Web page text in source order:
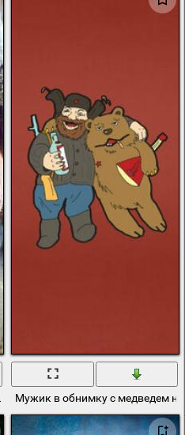
Мужик в обнимку с медведем